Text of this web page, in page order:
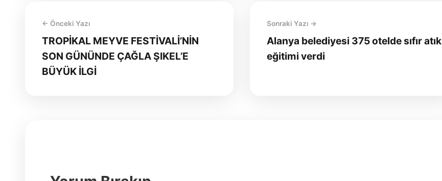
← Önceki Yazı
TROPİKAL MEYVE FESTİVALİ’NİN
SON GÜNÜNDE ÇAĞLA ŞIKEL’E
BÜYÜK İLGİ
Sonraki Yazı →
Alanya belediyesi 375 otelde sıfır atık
eğitimi verdi